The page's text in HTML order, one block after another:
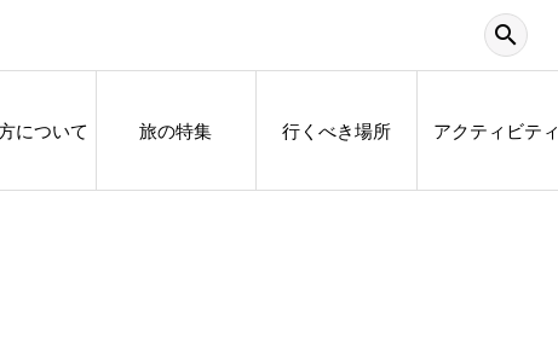
search
について 旅の特集 行くべき場所 アクティビティ